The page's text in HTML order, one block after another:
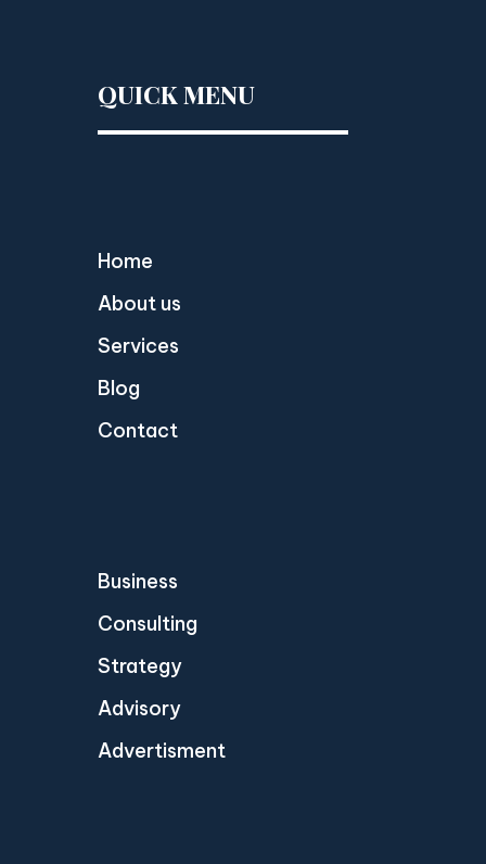
QUICK MENU
Home
About us
Services
Blog
Contact
Business
Consulting
Strategy
Advisory
Advertisment